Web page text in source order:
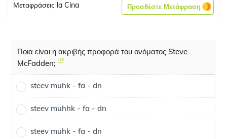
Μεταφράσεις la Cina Προσθέστε Μετάφραση
Ποια είναι η ακριβής προφορά του ονόματος Steve
McFadden;
steev muhk - fa - dn
steev muhhk - fa - dn
steev muhk - fa - dn